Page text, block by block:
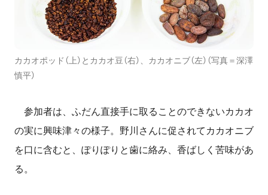
カカオポッド（上）とカカオ豆（右）、カカオニブ（左）（写真＝深澤
慎平）
参加者は、ふだん直接手に取ることのできないカカオ
の実に興味津々の様子。野川さんに促されてカカオニブ
を口に含むと、ぽりぽりと歯に絡み、香ばしく苦味があ
る。